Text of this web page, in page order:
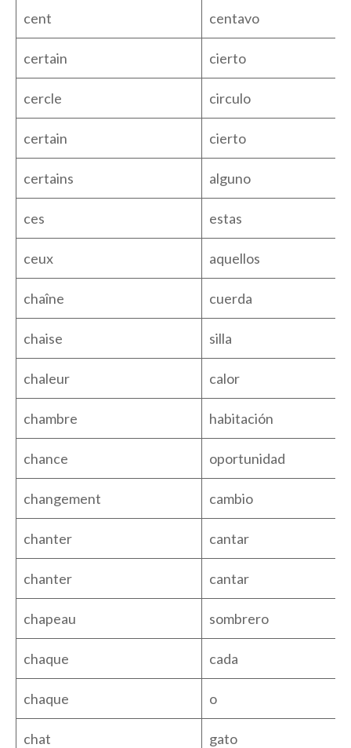
cent centavo
certain cierto
cercle circulo
certain cierto
certains alguno
ces estas
ceux aquellos
chaîne cuerda
chaise silla
chaleur calor
chambre habitación
chance oportunidad
changement cambio
chanter cantar
chanter cantar
chapeau sombrero
chaque cada
chaque o
chat gato